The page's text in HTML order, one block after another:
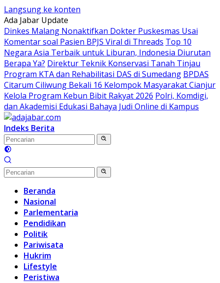
Langsung ke konten
Ada Jabar Update
Dinkes Malang Nonaktifkan Dokter Puskesmas Usai
Komentar soal Pasien BPJS Viral di Threads Top 10
Negara Asia Terbaik untuk Liburan, Indonesia Diurutan
Berapa Ya? Direktur Teknik Konservasi Tanah Tinjau
Program KTA dan Rehabilitasi DAS di Sumedang BPDAS
Citarum Ciliwung Bekali 16 Kelompok Masyarakat Cianjur
Kelola Program Kebun Bibit Rakyat 2026 Polri, Komdigi,
dan Akademisi Edukasi Bahaya Judi Online di Kampus
Indeks Berita
Beranda
Nasional
Parlementaria
Pendidikan
Politik
Pariwisata
Hukrim
Lifestyle
Peristiwa